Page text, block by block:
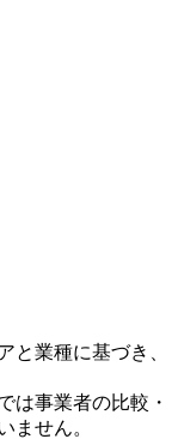
業種に基づき、
は事業者の比較・
ません。